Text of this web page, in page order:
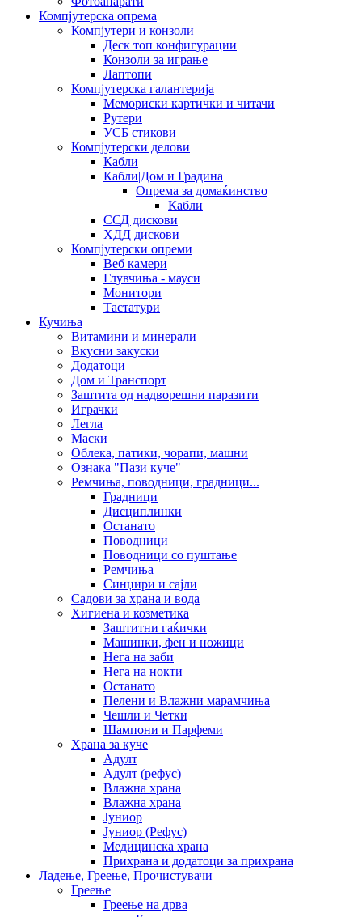
Компјутерска опрема
Компјутери и конзоли
Деск топ конфигурации
Конзоли за играње
Лаптопи
Компјутерска галантерија
Мемориски картички и читачи
Рутери
УСБ стикови
Компјутерски делови
Кабли
Кабли|Дом и Градина
Опрема за домаќинство
Кабли
ССД дискови
ХДД дискови
Компјутерски опреми
Веб камери
Глувчиња - мауси
Монитори
Тастатури
Кучиња
Витамини и минерали
Вкусни закуски
Додатоци
Дом и Транспорт
Заштита од надворешни паразити
Играчки
Легла
Маски
Облека, патики, чорапи, машни
Ознака "Пази куче"
Ремчиња, поводници, градници...
Градници
Дисциплинки
Останато
Поводници
Поводници со пуштање
Ремчиња
Синџири и сајли
Садови за храна и вода
Хигиена и козметика
Заштитни гаќички
Машинки, фен и ножици
Нега на заби
Нега на нокти
Останато
Пелени и Влажни марамчиња
Чешли и Четки
Шампони и Парфеми
Храна за куче
Адулт
Адулт (рефус)
Влажна храна
Влажна храна
Јуниор
Јуниор (Рефус)
Медицинска храна
Прихрана и додатоци за прихрана
Ладење, Греење, Прочистувачи
Греење
Греење на дрва